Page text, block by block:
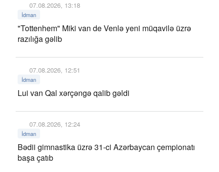
07.08.2026, 13:18
İdman
"Tottenhem" Miki van de Venlə yeni müqavilə üzrə
razılığa gəlib
07.08.2026, 12:51
İdman
Lui van Qal xərçəngə qalib gəldi
07.08.2026, 12:24
İdman
Bədii gimnastika üzrə 31-ci Azərbaycan çempionatı
başa çatıb